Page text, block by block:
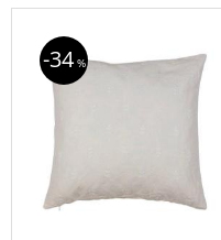
34 %